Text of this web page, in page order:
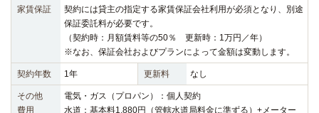
家賃保証
契約には貸主の指定する家賃保証会社利用が必須となり、別途
保証委託料が必要です。
（契約時：月額賃料等の50％ 更新時：1万円／年）
※なお、保証会社およびプランによって金額は変動します。
契約年数 1年 更新料 なし
その他
費用
電気・ガス（プロパン）：個人契約
水道：基本料1,880円（管轄水道局料金に準ずる）+メーター